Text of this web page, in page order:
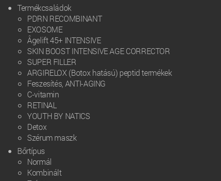
Termékcsaládok
PDRN RECOMBINANT
EXOSOME
Âgelift 45+ INTENSIVE
SKIN BOOST INTENSIVE AGE CORRECTOR
SUPER FILLER
ARGIRELOX (Botox hatású) peptid termékek
Feszesítés, ANTI-AGING
C-vitamin
RETINAL
YOUTH BY NATICS
Detox
Szérum maszk
Bőrtípus
Normál
Kombinált